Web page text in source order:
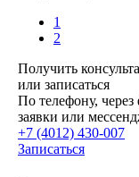
1
2
Получить
или записаться
По телефону,
заявки или
+7 (4012) 430-007
Записаться